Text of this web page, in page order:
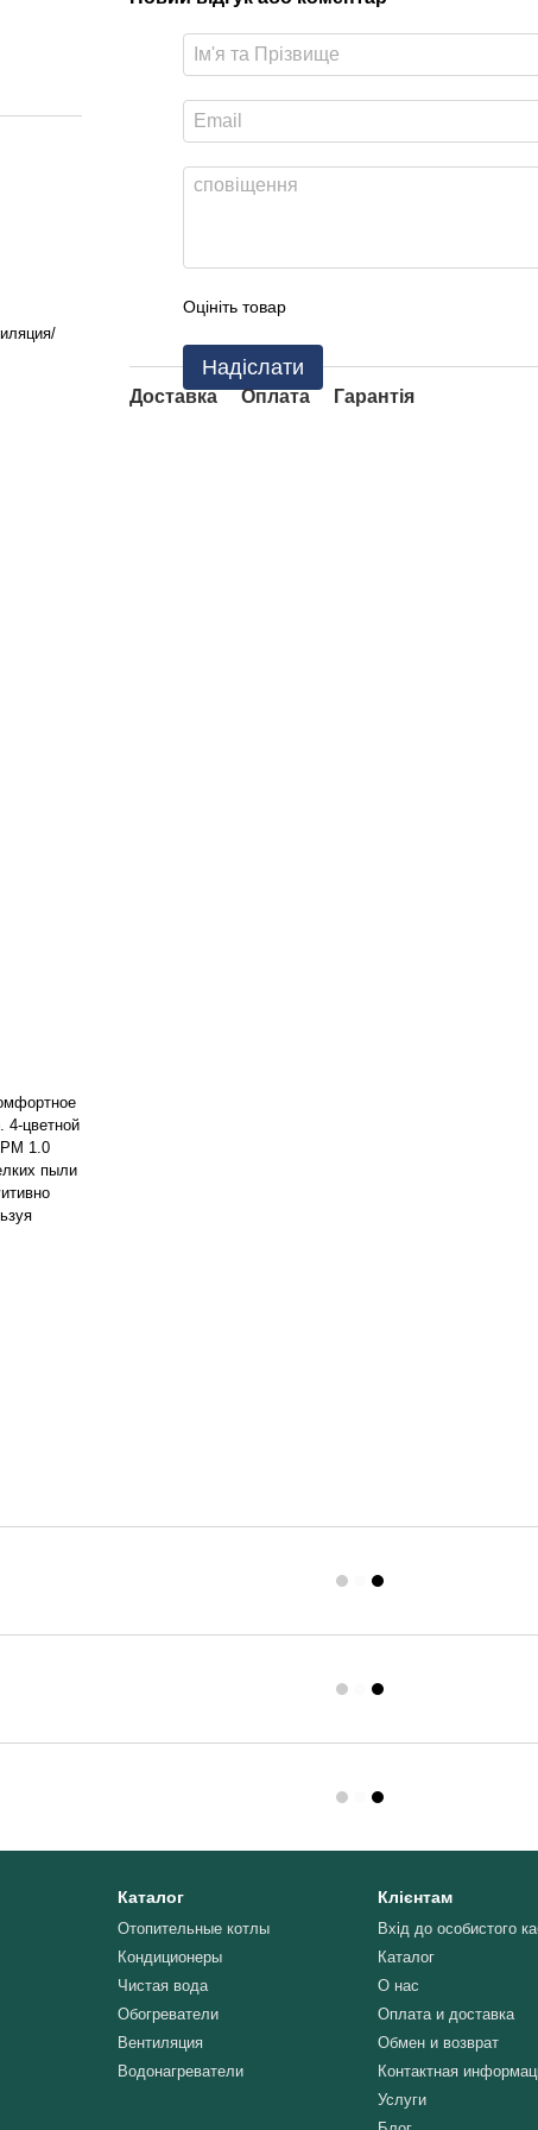
4-цветной
1.0
пыли
Оцініть товар
Надіслати
Доставка Оплата Гарантія
Каталог
Отопительные котлы
Кондиционеры
Чистая вода
Обогреватели
Вентиляция
Водонагреватели
Клієнтам
Вхід до особистого
Каталог
О нас
Оплата и доставка
Обмен и возврат
Контактная
Услуги